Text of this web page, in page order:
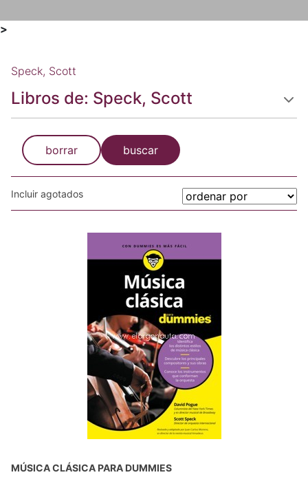
>
Speck, Scott
Libros de: Speck, Scott
borrar buscar
Incluir agotados
MÚSICA CLÁSICA PARA DUMMIES